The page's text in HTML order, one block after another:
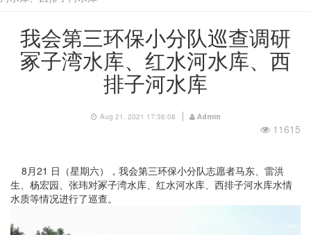
我会第三环保小分队巡查调研
冢子湾水库、红水河水库、西
排子河水库
Aug 21, 2021 17:36:08 Admin
11615
8月21 日（星期六），我会第三环保小分队志愿者马东、雷洪
生、杨宏园、张玮对冢子湾水库、红水河水库、西排子河水库水情
水质等情况进行了巡查。